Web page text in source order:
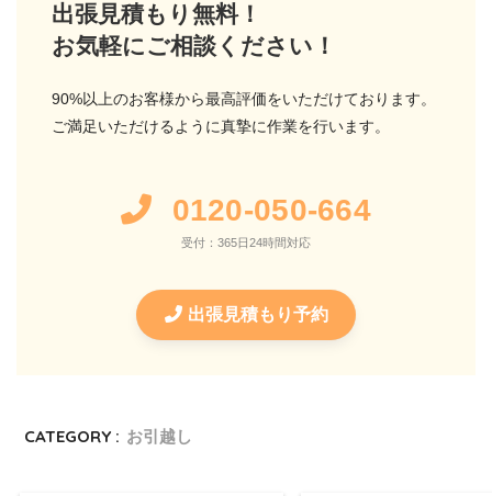
出張見積もり無料！
お気軽にご相談ください！
90%以上のお客様から最高評価をいただけております。
ご満足いただけるように真摯に作業を行います。
0120-050-664
受付：365日24時間対応
出張見積もり予約
CATEGORY : お引越し